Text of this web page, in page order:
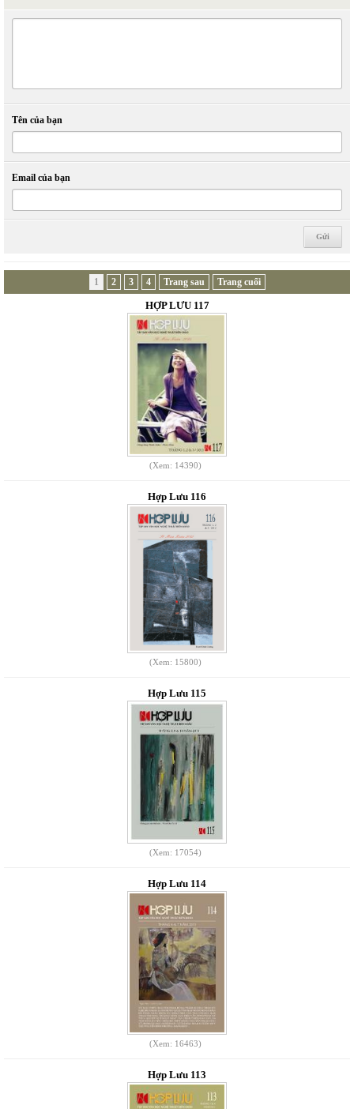
Tên của bạn
Email của bạn
1 2 3 4 Trang sau Trang cuối
HỢP LƯU 117
(Xem: 14390)
Hợp Lưu 116
(Xem: 15800)
Hợp Lưu 115
(Xem: 17054)
Hợp Lưu 114
(Xem: 16463)
Hợp Lưu 113